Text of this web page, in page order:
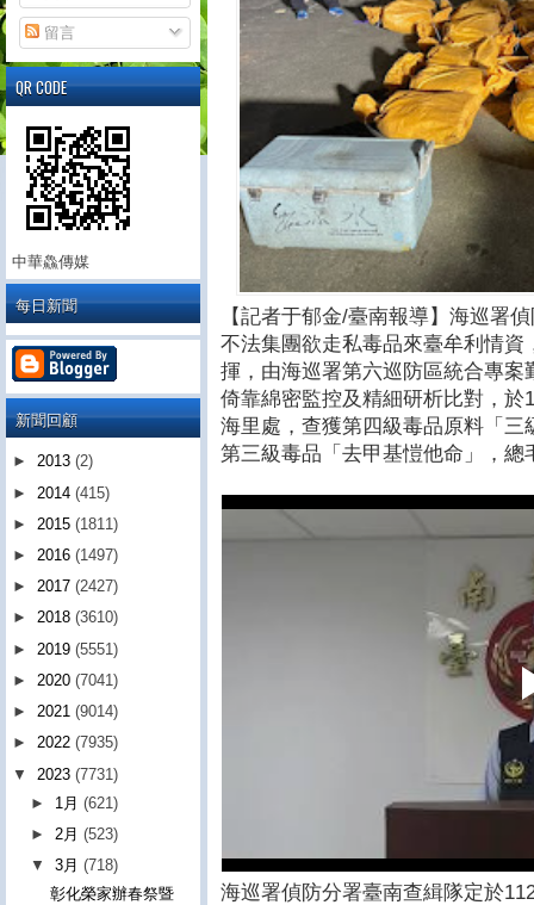
【記者于郁金/臺南報導】海巡署
不法集團欲走私毒品來臺牟利情
揮，由海巡署第六巡防區統合專
倚靠綿密監控及精細研析比對，於
海里處，查獲第四級毒品原料「
第三級毒品「去甲基愷他命」，總
海巡署偵防分署臺南查緝隊定於
留言
QR CODE
中華鱻傳媒
每日新聞
新聞回顧
► 2013 (2)
► 2014 (415)
► 2015 (1811)
► 2016 (1497)
► 2017 (2427)
► 2018 (3610)
► 2019 (5551)
► 2020 (7041)
► 2021 (9014)
► 2022 (7935)
▼ 2023 (7731)
► 1月(621)
► 2月(523)
▼3月(718)
彰化榮家辦春祭暨